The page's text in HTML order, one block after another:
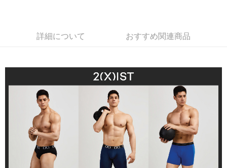
約商品や商品到着日が比較的遅い商品）。そのため、商品到着の有無に関
わらず、AFTEEで指定された期限内にお支払いください。
二、支払い限度額
1.初回 AFTEEを ご利用の際に、認証結果及び当社の審査の結果に基づ
き、限度額が設定されます。
2.決済金額は最低NT$20です。
3.現在、台湾の会員のみご利用いただけます。
三、利用規約「AFTEE代金後払い」（以下当サービスという）はネットプ
ロテクションズ（以下 AFTEE という）が提供し、AFTEEが代金を徴収し
配送毎にNT$85、NT$1,200以上で送料無料
澎湖、金門、馬祖、小琉球、綠島、蘭嶼(郵局配送)
配送毎にNT$125
郵局快捷(隔天到貨，需先line@客服通知小編)
配送毎にNT$100
詳細について おすすめ関連商品